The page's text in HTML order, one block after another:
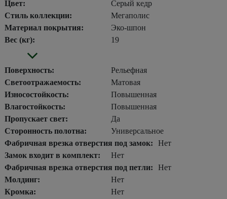
Цвет:
Серый кедр
Стиль коллекции:
Мегаполис
Материал покрытия:
Эко-шпон
Вес (кг):
19
Поверхность:
Рельефная
Светоотражаемость:
Матовая
Износостойкость:
Повышенная
Влагостойкость:
Повышенная
Пропускает свет:
Да
Сторонность полотна:
Универсальное
Фабричная врезка отверстия под замок:
Нет
Замок входит в комплект:
Нет
Фабричная врезка отверстия под петли:
Нет
Молдинг:
Нет
Кромка:
Нет